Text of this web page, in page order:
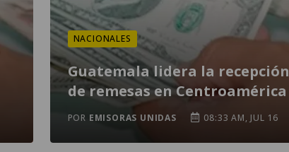
NACIONALES
Guatemala lidera la recepción
de remesas en Centroamérica
POR EMISORAS UNIDAS 08:33 AM, JUL 16